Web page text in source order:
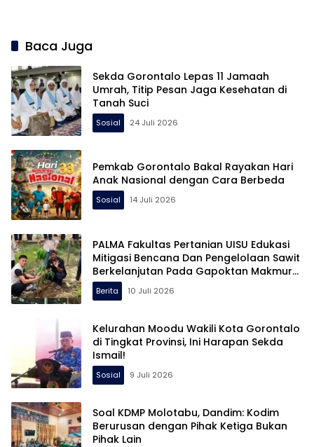
Baca Juga
Sekda Gorontalo Lepas 11 Jamaah
Umrah, Titip Pesan Jaga Kesehatan di
Tanah Suci
Sosial 24 Juli 2026
Pemkab Gorontalo Bakal Rayakan Hari
Anak Nasional dengan Cara Berbeda
Sosial 14 Juli 2026
PALMA Fakultas Pertanian UISU Edukasi
Mitigasi Bencana Dan Pengelolaan Sawit
Berkelanjutan Pada Gapoktan Makmur
Tani di Aceh Tamiang
Berita 10 Juli 2026
Kelurahan Moodu Wakili Kota Gorontalo
di Tingkat Provinsi, Ini Harapan Sekda
Ismail!
Sosial 9 Juli 2026
Soal KDMP Molotabu, Dandim: Kodim
Berurusan dengan Pihak Ketiga Bukan
Pihak Lain